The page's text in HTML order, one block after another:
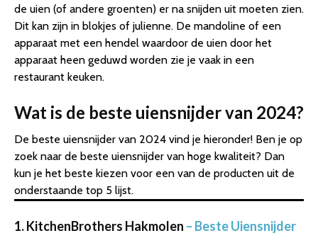
de uien (of andere groenten) er na snijden uit moeten zien.
Dit kan zijn in blokjes of julienne. De mandoline of een
apparaat met een hendel waardoor de uien door het
apparaat heen geduwd worden zie je vaak in een
restaurant keuken.
Wat is de beste uiensnijder van 2024?
De beste uiensnijder van 2024 vind je hieronder! Ben je op
zoek naar de beste uiensnijder van hoge kwaliteit? Dan
kun je het beste kiezen voor een van de producten uit de
onderstaande top 5 lijst.
1. KitchenBrothers Hakmolen – Beste Uiensnijder